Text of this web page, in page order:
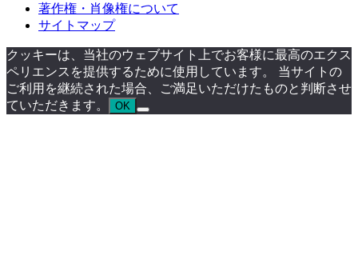
著作権・肖像権について
サイトマップ
クッキーは、当社のウェブサイト上でお客様に最高のエクス
ペリエンスを提供するために使用しています。 当サイトの
ご利用を継続された場合、ご満足いただけたものと判断させ
ていただきます。
OK